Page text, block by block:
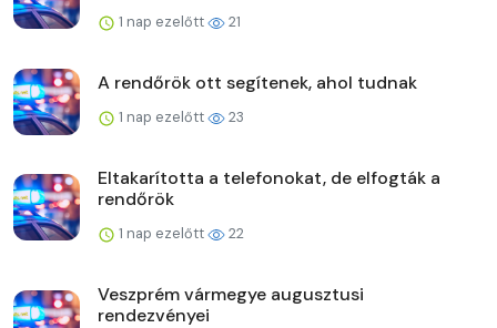
1 nap ezelőtt 21
A rendőrök ott segítenek, ahol tudnak
1 nap ezelőtt 23
Eltakarította a telefonokat, de elfogták a
rendőrök
1 nap ezelőtt 22
Veszprém vármegye augusztusi
rendezvényei